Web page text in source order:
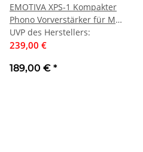
EMOTIVA XPS-1 Kompakter
Phono Vorverstärker für MM
und MC Tonabnehmer |
Neu
UVP des Herstellers:
239,00 €
189,00 € *